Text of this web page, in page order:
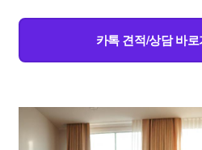
카톡 견적/상담 바